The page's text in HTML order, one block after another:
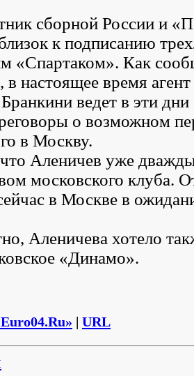
сборной России и
к подписанию
«Спартаком». Как
в настоящее время
ведет в эти дни
о возможном
в Москву.
Аленичев уже
московского клуба.
в Москве в
Аленичева хотело
«Динамо».
| URL